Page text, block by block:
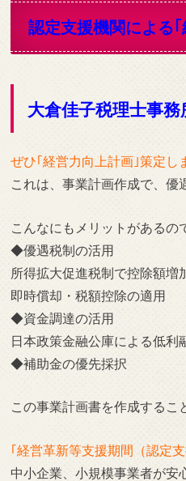
認定支援機関による
大倉佳子税理士事務
ぜひ｢経営力向上計画｣策定し
これは、事業計画作成で、
こんなにもメリットがあるの
◆優遇税制の活用
所得拡大促進税制で控除額増
即時償却・税額控除の適用
◆資金調達の活用
日本政策金融公庫による低利
◆補助金の優先採択
この事業計画書を作成するこ
｢経営革新等支援期間（認定
中小企業、小規模事業者が安